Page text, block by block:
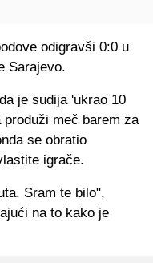
odigravši 0:0 u
Sarajevo.
je sudija 'ukrao 10
produži meč barem za
se obratio
igrače.
Sram te bilo",
na to kako je